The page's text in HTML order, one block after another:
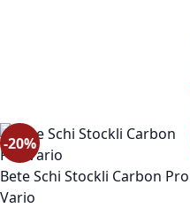
-20%
Bete Schi Stockli Carbon Pro
Vario